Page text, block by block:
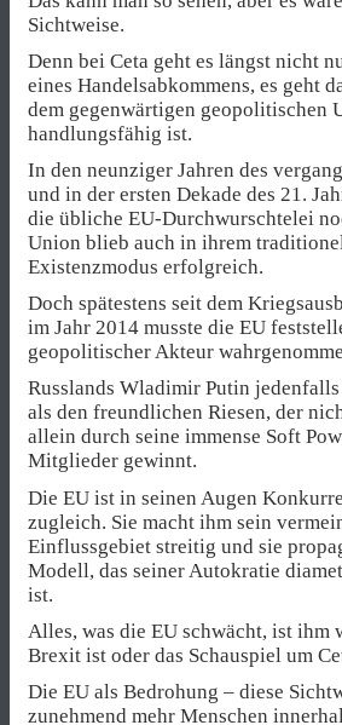
Sichtweise.
Denn bei Ceta geht es längst nicht
eines Handelsabkommens, es geht
dem gegenwärtigen geopolitischen
handlungsfähig ist.
In den neunziger Jahren des
und in der ersten Dekade des 21.
die übliche EU-Durchwurschtelei
Union blieb auch in ihrem
Existenzmodus erfolgreich.
Doch spätestens seit dem
im Jahr 2014 musste die EU
geopolitischer Akteur
Russlands Wladimir Putin
als den freundlichen Riesen, der
allein durch seine immense Soft
Mitglieder gewinnt.
Die EU ist in seinen Augen
zugleich. Sie macht ihm sein
Einflussgebiet streitig und sie
Modell, das seiner Autokratie
ist.
Alles, was die EU schwächt, ist ihm
Brexit ist oder das Schauspiel um
Die EU als Bedrohung – diese
zunehmend mehr Menschen